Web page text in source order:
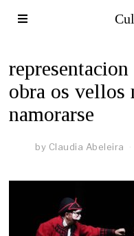
obra os vellos
namorarse
by Claudia Abeleira